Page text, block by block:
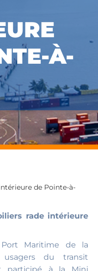
À-
de Pointe-à-
rade intérieure
Maritime de la
usagers du transit